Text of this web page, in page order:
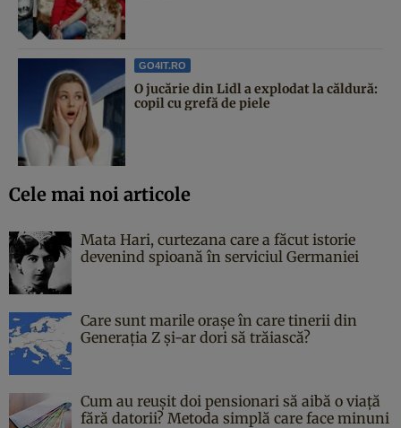
GO4IT.RO
O jucărie din Lidl a explodat la căldură:
copil cu grefă de piele
Cele mai noi articole
Mata Hari, curtezana care a făcut istorie
devenind spioană în serviciul Germaniei
Care sunt marile orașe în care tinerii din
Generația Z și-ar dori să trăiască?
Cum au reușit doi pensionari să aibă o viață
fără datorii? Metoda simplă care face minuni